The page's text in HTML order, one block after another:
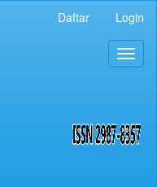
Daftar Login